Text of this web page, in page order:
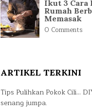
Ikut 3
Rumah
Memasak
0 Comments
ARTIKEL TERKINI
Tips Pulihkan Pokok Cili…
senang jumpa.